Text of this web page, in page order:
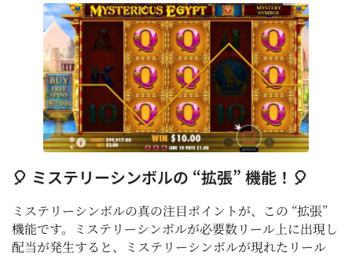
🎈 ミステリーシンボルの “拡張” 機能！🎈
ミステリーシンボルの真の注目ポイントが、この “拡張”
機能です。ミステリーシンボルが必要数リール上に出現し
配当が発生すると、ミステリーシンボルが現れたリール